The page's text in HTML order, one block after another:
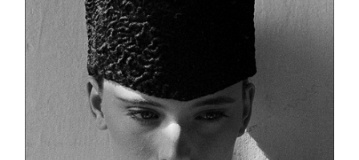
© Schäffer Zsuzsa: Csőri, 1998